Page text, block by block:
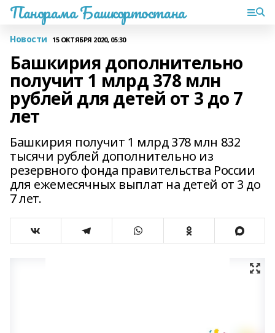
Панорама Башкортостана
Новости 15 ОКТЯБРЯ 2020, 05:30
Башкирия дополнительно
получит 1 млрд 378 млн
рублей для детей от 3 до 7
лет
Башкирия получит 1 млрд 378 млн 832
тысячи рублей дополнительно из
резервного фонда правительства России
для ежемесячных выплат на детей от 3 до
7 лет.